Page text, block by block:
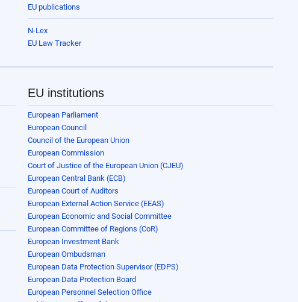
EU publications
N-Lex
EU Law Tracker
EU institutions
European Parliament
European Council
Council of the European Union
European Commission
Court of Justice of the European Union (CJEU)
European Central Bank (ECB)
European Court of Auditors
European External Action Service (EEAS)
European Economic and Social Committee
European Committee of Regions (CoR)
European Investment Bank
European Ombudsman
European Data Protection Supervisor (EDPS)
European Data Protection Board
European Personnel Selection Office